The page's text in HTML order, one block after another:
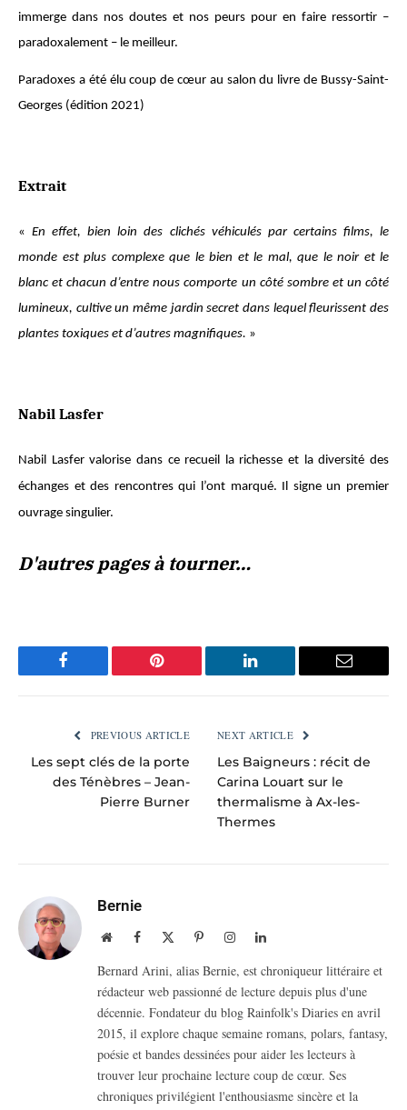
immerge dans nos doutes et nos peurs pour en faire ressortir –
paradoxalement – le meilleur.
Paradoxes a été élu coup de cœur au salon du livre de Bussy-Saint-
Georges (édition 2021)
Extrait
«En effet, bien loin des clichés véhiculés par certains films, le
monde est plus complexe que le bien et le mal, que le noir et le
blanc et chacun d’entre nous comporte un côté sombre et un côté
lumineux, cultive un même jardin secret dans lequel fleurissent des
plantes toxiques et d’autres magnifiques. »
Nabil Lasfer
Nabil Lasfer valorise dans ce recueil la richesse et la diversité des
échanges et des rencontres qui l’ont marqué. Il signe un premier
ouvrage singulier.
D'autres pages à tourner…
Facebook Pinterest LinkedIn Email
PREVIOUS ARTICLE
Les sept clés de la porte
des Ténèbres – Jean-
Pierre Burner
NEXT ARTICLE
Les Baigneurs : récit de
Carina Louart sur le
thermalisme à Ax-les-
Thermes
Bernie
WebsiteFacebook PinterestInstagramLinkedIn
Bernard Arini, alias Bernie, est chroniqueur littéraire et
rédacteur web passionné de lecture depuis plus d'une
décennie. Fondateur du blog Rainfolk's Diaries en avril
2015, il explore chaque semaine romans, polars, fantasy,
poésie et bandes dessinées pour aider les lecteurs à
trouver leur prochaine lecture coup de cœur. Ses
chroniques privilégient l'enthousiasme sincère et la